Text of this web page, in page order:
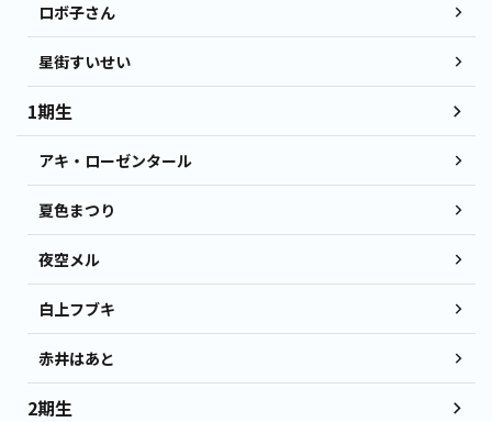
ロボ子さん
星街すいせい
1期生
アキ・ローゼンタール
夏色まつり
夜空メル
白上フブキ
赤井はあと
2期生